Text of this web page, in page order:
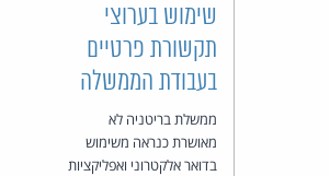
שימוש בערוצי
תקשורת פרטיים
בעבודת הממשלה
ממשלת בריטניה לא
מאושרת כנראה משימוש
בדואר אלקטרוני ואפליקציות